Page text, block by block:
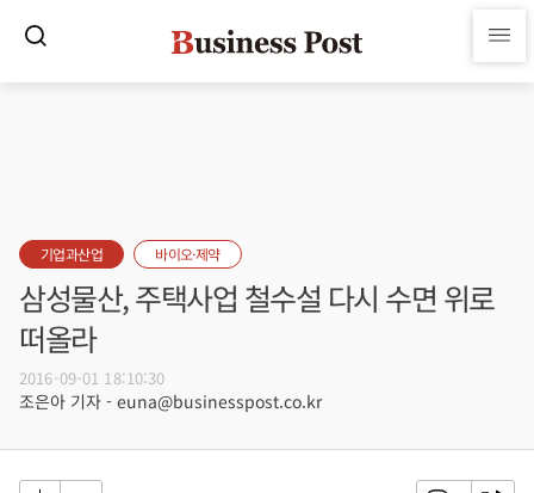
기업과산업 바이오·제약
삼성물산, 주택사업 철수설 다시 수면 위로
떠올라
2016-09-01 18:10:30
조은아 기자 - euna@businesspost.co.kr